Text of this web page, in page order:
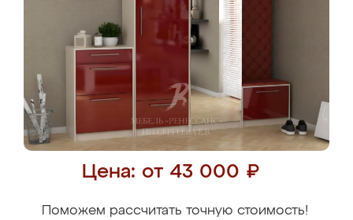
Цена: от 43 000 ₽
Поможем рассчитать точную стоимость!